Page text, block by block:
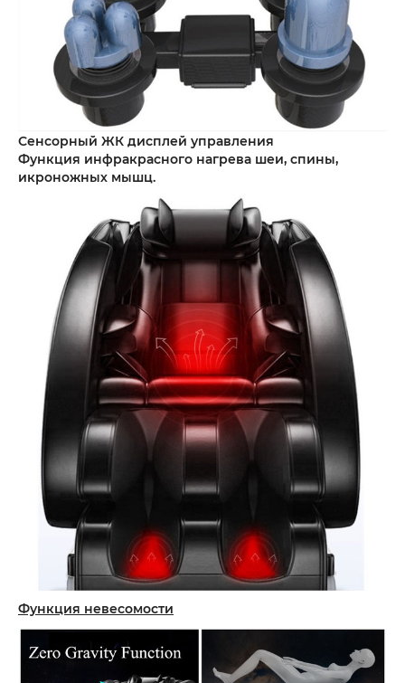
Сенсорный ЖК дисплей управления
Функция инфракрасного нагрева шеи, спины,
икроножных мышц.
Функция невесомости